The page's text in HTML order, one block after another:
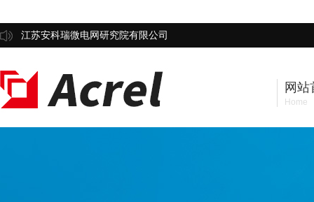
江苏安科瑞微电网研究院有限公司
网站
Home